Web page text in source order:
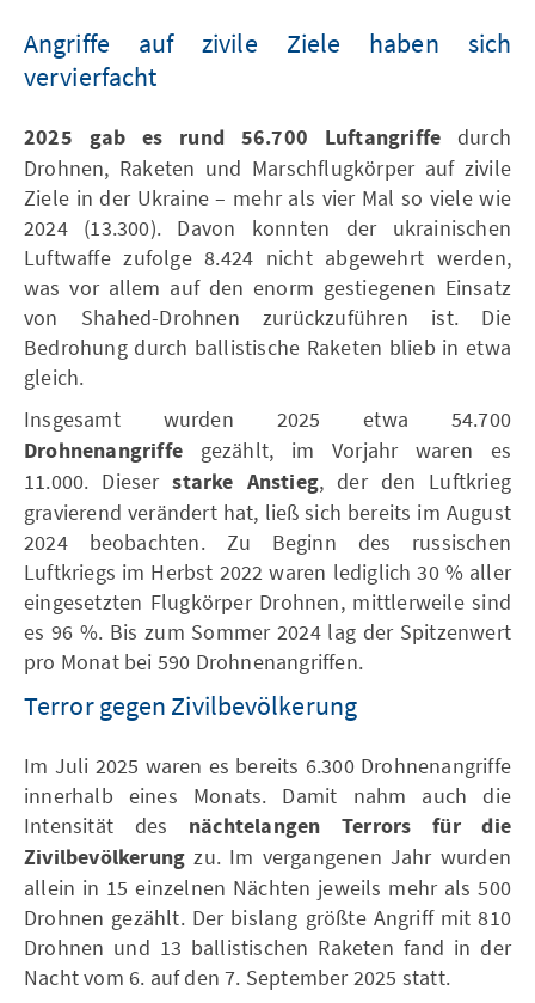
Angriffe auf zivile Ziele haben sich
vervierfacht
2025 gab es rund 56.700 Luftangriffe durch
Drohnen, Raketen und Marschflugkörper auf zivile
Ziele in der Ukraine – mehr als vier Mal so viele wie
2024 (13.300). Davon konnten der ukrainischen
Luftwaffe zufolge 8.424 nicht abgewehrt werden,
was vor allem auf den enorm gestiegenen Einsatz
von Shahed-Drohnen zurückzuführen ist. Die
Bedrohung durch ballistische Raketen blieb in etwa
gleich.
Insgesamt wurden 2025
etwa 54.700
Drohnenangriffe
gezählt, im Vorjahr waren es
11.000. Dieserstarke Anstieg, der den Luftkrieg
gravierend verändert hat, ließ sich bereits im August
2024 beobachten. Zu Beginn des russischen
Luftkriegs im Herbst 2022 waren lediglich 30 % aller
eingesetzten Flugkörper Drohnen, mittlerweile sind
es 96 %. Bis zum Sommer 2024 lag der Spitzenwert
pro Monat bei 590 Drohnenangriffen.
Terror gegen Zivilbevölkerung
Im Juli 2025 waren es bereits 6.300 Drohnenangriffe
innerhalb eines Monats. Damit nahm auch die
Intensität des nächtelangen Terrors für die
Zivilbevölkerung zu. Im vergangenen Jahr wurden
allein in 15 einzelnen Nächten jeweils mehr als 500
Drohnen gezählt. Der bislang größte Angriff mit 810
Drohnen und 13 ballistischen Raketen fand in der
Nacht vom 6. auf den 7. September 2025 statt.